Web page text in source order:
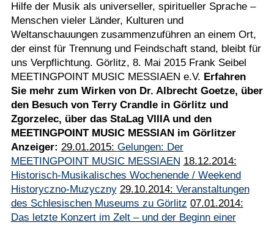
Hilfe der Musik als universeller, spiritueller Sprache –
Menschen vieler Länder, Kulturen und
Weltanschauungen zusammenzuführen an einem Ort,
der einst für Trennung und Feindschaft stand, bleibt für
uns Verpflichtung. Görlitz, 8. Mai 2015 Frank Seibel
MEETINGPOINT MUSIC MESSIAEN e.V. Erfahren
Sie mehr zum Wirken von Dr. Albrecht Goetze, über
den Besuch von Terry Crandle in Görlitz und
Zgorzelec, über das StaLag VIIIA und den
MEETINGPOINT MUSIC MESSIAN im Görlitzer
Anzeiger: 29.01.2015: Gelungen: Der
MEETINGPOINT MUSIC MESSIAEN 18.12.2014:
Historisch-Musikalisches Wochenende / Weekend
Historyczno-Muzyczny 29.10.2014: Veranstaltungen
des Schlesischen Museums zu Görlitz 07.01.2014:
Das letzte Konzert im Zelt – und der Beginn einer